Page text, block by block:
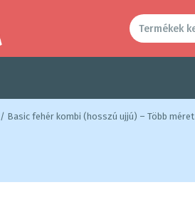
/ Basic fehér kombi (hosszú ujjú) – Több méret